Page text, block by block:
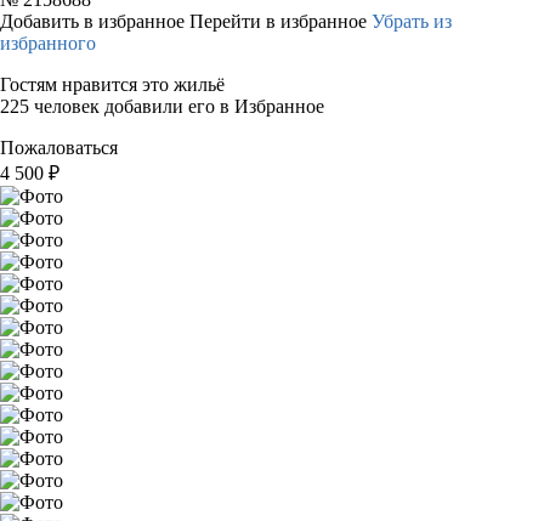
Добавить в избранное Перейти в избранное Убрать из
избранного
Гостям нравится это жильё
225 человек добавили его в Избранное
Пожаловаться
4 500 ₽